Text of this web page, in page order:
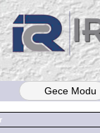
Gece Modu